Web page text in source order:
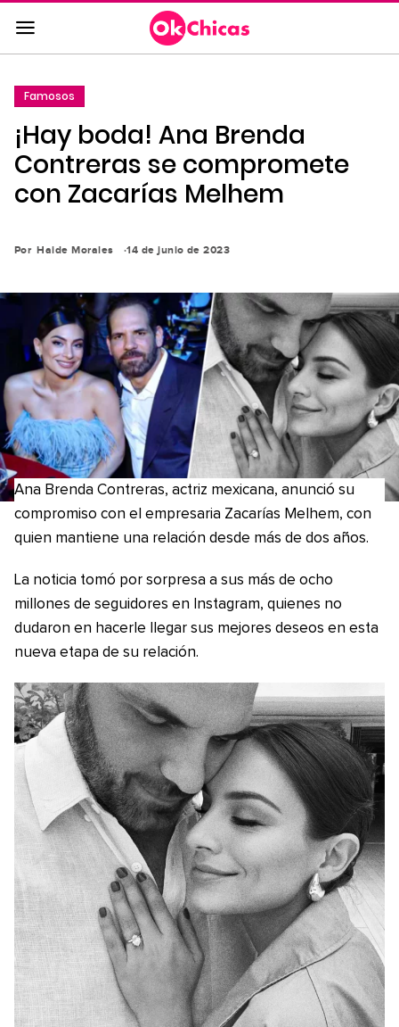
Saltar
al
contenido
a
la
navegación
principal
Famosos
¡Hay boda! Ana Brenda
Contreras se compromete
con Zacarías Melhem
Por Haide Morales 14 de junio de 2023
Ana Brenda Contreras, actriz mexicana, anunció su
compromiso con el empresaria Zacarías Melhem, con
quien mantiene una relación desde más de dos años.
La noticia tomó por sorpresa a sus más de ocho
millones de seguidores en Instagram, quienes no
dudaron en hacerle llegar sus mejores deseos en esta
nueva etapa de su relación.